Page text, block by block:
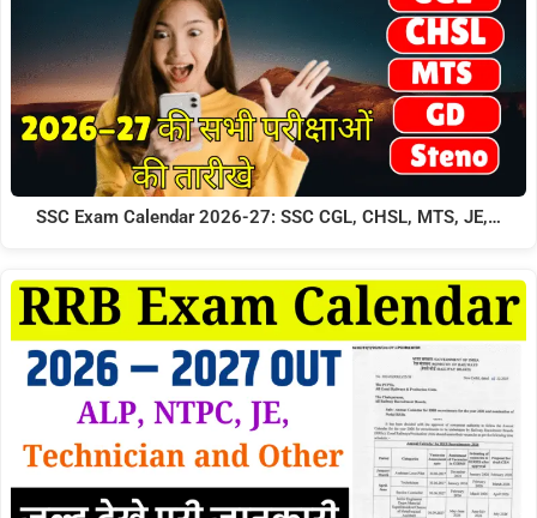
SSC Exam Calendar 2026-27: SSC CGL, CHSL, MTS, JE,…